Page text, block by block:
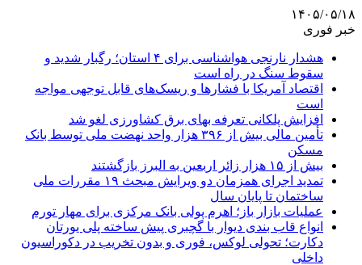
۱۴۰۵/۰۵/۱۸
خبر فوری
هشدار نارنجی هواشناسی برای ۴ استان؛ رگبار شدید و
سقوط سنگ در راه است
اقتصاد آمریکا با فشارها و ریسک‌های قابل توجهی مواجه
است
افزایش پلکانی تعرفه بهای برق کشاورزی لغو شد
تأمین مالی بیش از ۳۹۶ هزار واحد نهضت ملی توسط بانک
مسکن
بیش از ۱۵ هزار زائر اربعین به البرز بازگشتند
تمدید اجرای همزمان دو ویرایش مبحث ۱۹ مقررات ملی
ساختمان تا پایان سال
عملیات بازار باز؛ اهرم پولی بانک مرکزی برای مهار تورم
انواع قاب بندی دیوار با گچبری پیش ساخته پلی یورتان
دکارت؛ تحولی لوکس، فوری و بدون تخریب در دکوراسیون
داخلی